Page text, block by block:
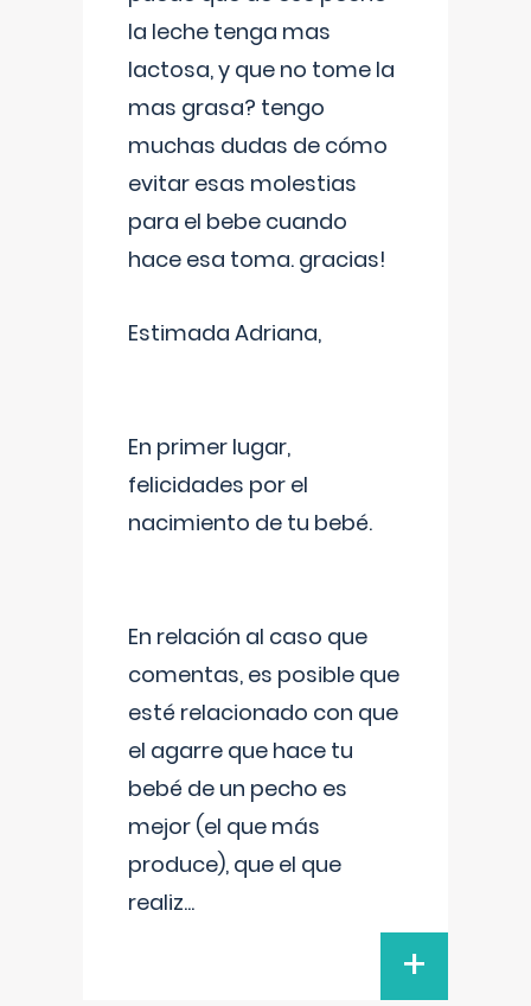
la leche tenga mas
lactosa, y que no tome la
mas grasa? tengo
muchas dudas de cómo
evitar esas molestias
para el bebe cuando
hace esa toma. gracias!
Estimada Adriana,
En primer lugar,
felicidades por el
nacimiento de tu bebé.
En relación al caso que
comentas, es posible que
esté relacionado con que
el agarre que hace tu
bebé de un pecho es
mejor (el que más
produce), que el que
realiz...
+